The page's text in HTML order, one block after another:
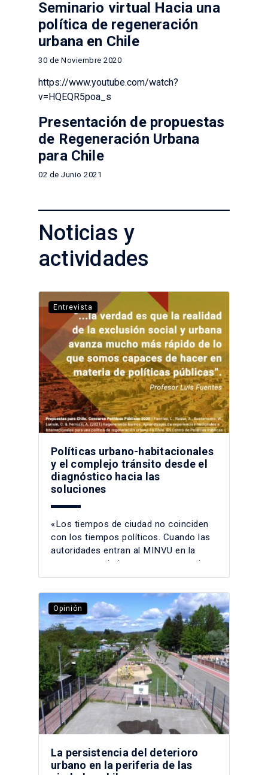
Seminario virtual Hacia una
política de regeneración
urbana en Chile
30 de Noviembre 2020
https://www.youtube.com/watch?
v=HQEQR5poa_s
Presentación de propuestas
de Regeneración Urbana
para Chile
02 de Junio 2021
Noticias y
actividades
Entrevista
Políticas urbano-habitacionales
y el complejo tránsito desde el
diagnóstico hacia las
soluciones
«Los tiempos de ciudad no coinciden
con los tiempos políticos. Cuando las
autoridades entran al MINVU en la
mayor parte de los casos se resuelven
las urgencias, pero cuesta mirar
adelante». Luis Fuentes
Opinión
La persistencia del deterioro
urbano en la periferia de las